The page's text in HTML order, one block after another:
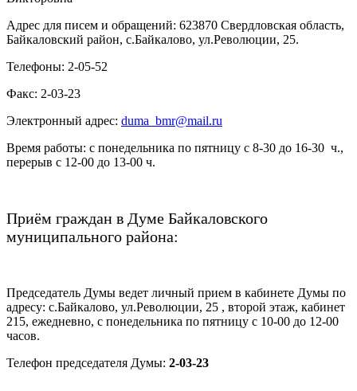
Адрес для писем и обращений: 623870 Свердловская область,
Байкаловский район, с.Байкалово, ул.Революции, 25.
Телефоны: 2-05-52
Факс: 2-03-23
Электронный адрес: duma_bmr@mail.ru
Время работы: с понедельника по пятницу с 8-30 до 16-30 ч.,
перерыв с 12-00 до 13-00 ч.
Приём граждан в Думе Байкаловского
муниципального района:
Председатель Думы ведет личный прием в кабинете Думы по
адресу: с.Байкалово, ул.Революции, 25 , второй этаж, кабинет
215, ежедневно, с понедельника по пятницу с 10-00 до 12-00
часов.
Телефон председателя Думы: 2-03-23